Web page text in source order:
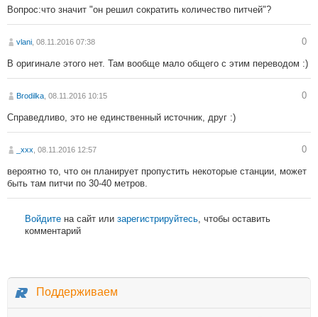
Вопрос:что значит "он решил сократить количество питчей"?
vlani , 08.11.2016 07:38 0
В оригинале этого нет. Там вообще мало общего с этим переводом :)
Brodilka , 08.11.2016 10:15 0
Справедливо, это не единственный источник, друг :)
_xxx , 08.11.2016 12:57 0
вероятно то, что он планирует пропустить некоторые станции, может
быть там питчи по 30-40 метров.
Войдите на сайт или зарегистрируйтесь, чтобы оставить
комментарий
Поддерживаем